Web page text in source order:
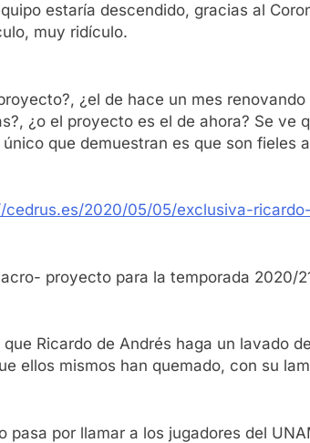
estaría descendido, gracias al
muy ridículo.
¿el de hace un mes
¿o el proyecto es el de ahora? Se ve
que demuestran es que son fieles
cedrus.es/2020/05/05/exclusiva-
proyecto para la temporada 2020/
Ricardo de Andrés haga un lavado
ellos mismos han quemado, con su
pasa por llamar a los jugadores del